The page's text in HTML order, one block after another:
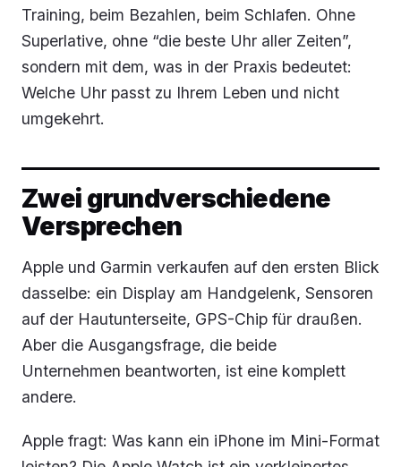
Training, beim Bezahlen, beim Schlafen. Ohne
Superlative, ohne “die beste Uhr aller Zeiten”,
sondern mit dem, was in der Praxis bedeutet:
Welche Uhr passt zu Ihrem Leben und nicht
umgekehrt.
Zwei grundverschiedene
Versprechen
Apple und Garmin verkaufen auf den ersten Blick
dasselbe: ein Display am Handgelenk, Sensoren
auf der Hautunterseite, GPS-Chip für draußen.
Aber die Ausgangsfrage, die beide
Unternehmen beantworten, ist eine komplett
andere.
Apple fragt: Was kann ein iPhone im Mini-Format